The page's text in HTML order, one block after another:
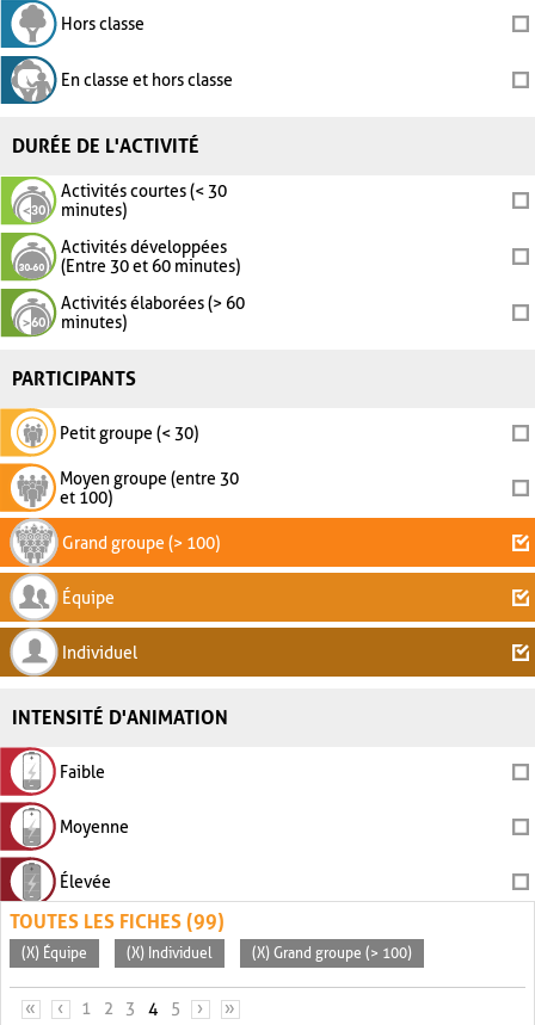
Hors classe
En classe et hors classe
DURÉE DE L'ACTIVITÉ
Activités courtes (< 30
minutes)
Activités développées
(Entre 30 et 60 minutes)
Activités élaborées (> 60
minutes)
PARTICIPANTS
Petit groupe (< 30)
Moyen groupe (entre 30
et 100)
Grand groupe (> 100)
Équipe
Individuel
INTENSITÉ D'ANIMATION
Faible
Moyenne
Élevée
TOUTES LES FICHES (99)
(X) Équipe (X) Individuel (X) Grand groupe (> 100)
PAGES
« ‹ 1 2 3 4 5 › »